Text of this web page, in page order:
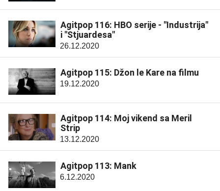
Agitpop 116: HBO serije - "Industrija"
i "Stjuardesa"
26.12.2020
Agitpop 115: Džon le Kare na filmu
19.12.2020
Agitpop 114: Moj vikend sa Meril
Strip
13.12.2020
Agitpop 113: Mank
6.12.2020